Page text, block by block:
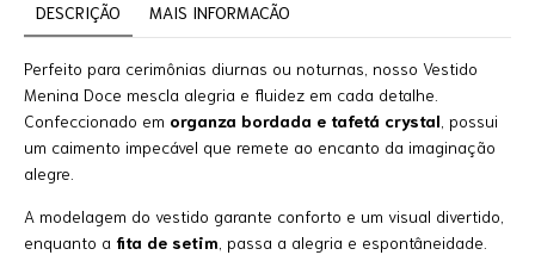
DESCRIÇÃO MAIS INFORMACÃO
Perfeito para cerimônias diurnas ou noturnas, nosso Vestido
Menina Doce mescla alegria e fluidez em cada detalhe.
Confeccionado em organza bordada e tafetá crystal , possui
um caimento impecável que remete ao encanto da imaginação
alegre.
A modelagem do vestido garante conforto e um visual divertido,
enquanto a fita de setim , passa a alegria e espontâneidade.